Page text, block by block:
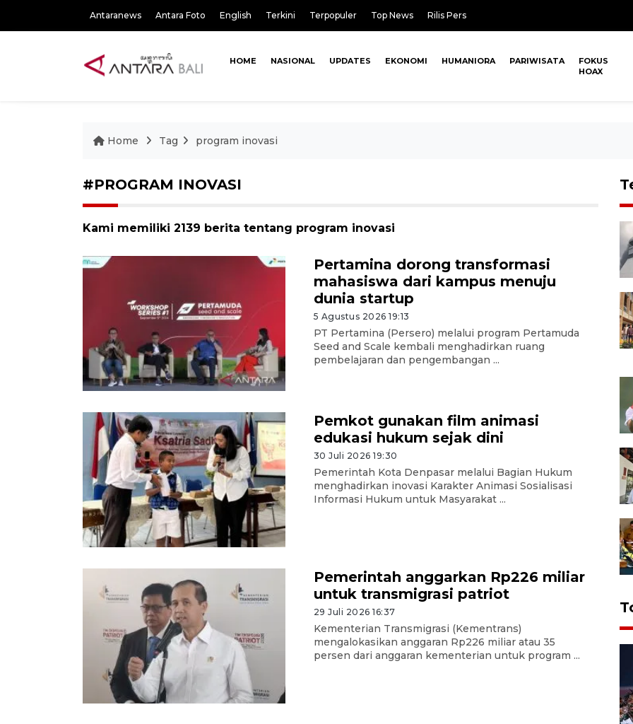
Antaranews Antara Foto English Terkini Terpopuler Top News Rilis Pers
HOME NASIONAL UPDATES EKONOMI HUMANIORA PARIWISATA
FOKUS
HOAX
Home Tag program inovasi
#PROGRAM INOVASI
Kami memiliki 2139 berita tentang program inovasi
Pertamina dorong transformasi
mahasiswa dari kampus menuju
dunia startup
5 Agustus 2026 19:13
PT Pertamina (Persero) melalui program Pertamuda
Seed and Scale kembali menghadirkan ruang
pembelajaran dan pengembangan ...
Pemkot gunakan film animasi
edukasi hukum sejak dini
30 Juli 2026 19:30
Pemerintah Kota Denpasar melalui Bagian Hukum
menghadirkan inovasi Karakter Animasi Sosialisasi
Informasi Hukum untuk Masyarakat ...
Pemerintah anggarkan Rp226 miliar
untuk transmigrasi patriot
29 Juli 2026 16:37
Kementerian Transmigrasi (Kementrans)
mengalokasikan anggaran Rp226 miliar atau 35
persen dari anggaran kementerian untuk program ...